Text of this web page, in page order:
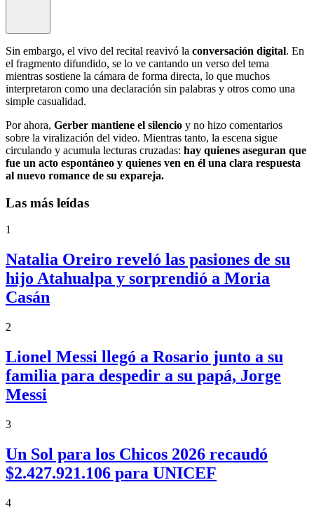
Sin embargo, el vivo del recital reavivó la conversación digital. En
el fragmento difundido, se lo ve cantando un verso del tema
mientras sostiene la cámara de forma directa, lo que muchos
interpretaron como una declaración sin palabras y otros como una
simple casualidad.
Por ahora, Gerber mantiene el silencio y no hizo comentarios
sobre la viralización del video. Mientras tanto, la escena sigue
circulando y acumula lecturas cruzadas: hay quienes aseguran que
fue un acto espontáneo y quienes ven en él una clara respuesta
al nuevo romance de su expareja.
Las más leídas
1
Natalia Oreiro reveló las pasiones de su
hijo Atahualpa y sorprendió a Moria
Casán
2
Lionel Messi llegó a Rosario junto a su
familia para despedir a su papá, Jorge
Messi
3
Un Sol para los Chicos 2026 recaudó
$2.427.921.106 para UNICEF
4